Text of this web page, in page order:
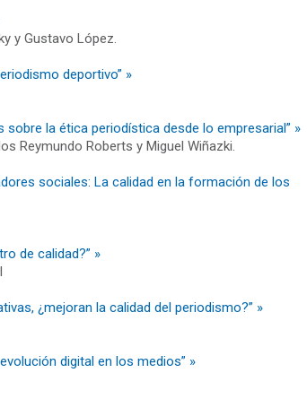
y Gustavo López.
deportivo” »
la ética periodística desde lo empresarial” »
Reymundo Roberts y Miguel Wiñazki.
sociales: La calidad en la formación de los
de calidad?” »
¿mejoran la calidad del periodismo?” »
digital en los medios” »